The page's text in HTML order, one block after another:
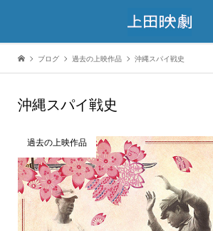
ブログ 過去の上映作品 沖縄スパイ戦史
沖縄スパイ戦史
過去の上映作品